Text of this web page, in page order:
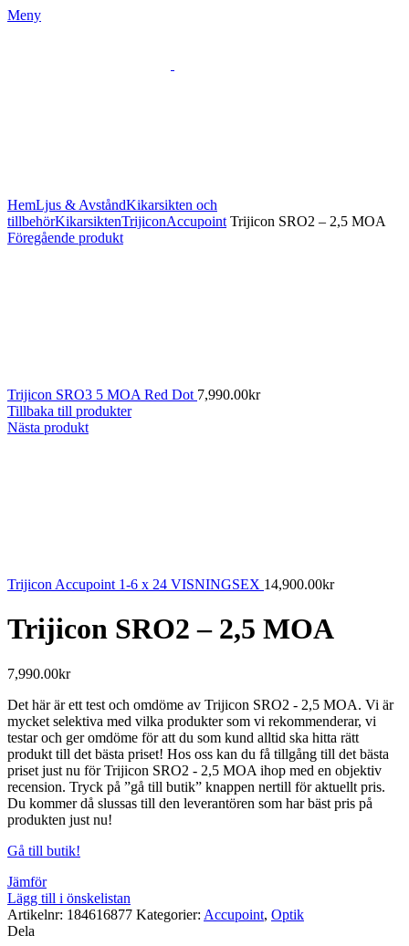
Meny
HemLjus & AvståndKikarsikten och
tillbehörKikarsiktenTrijiconAccupoint Trijicon SRO2 – 2,5 MOA
Föregående produkt
Trijicon SRO3 5 MOA Red Dot 7,990.00kr
Tillbaka till produkter
Nästa produkt
Trijicon Accupoint 1-6 x 24 VISNINGSEX 14,900.00kr
Trijicon SRO2 – 2,5 MOA
7,990.00kr
Det här är ett test och omdöme av Trijicon SRO2 - 2,5 MOA. Vi är
mycket selektiva med vilka produkter som vi rekommenderar, vi
testar och ger omdöme för att du som kund alltid ska hitta rätt
produkt till det bästa priset! Hos oss kan du få tillgång till det bästa
priset just nu för Trijicon SRO2 - 2,5 MOA ihop med en objektiv
recension. Tryck på ”gå till butik” knappen nertill för aktuellt pris.
Du kommer då slussas till den leverantören som har bäst pris på
produkten just nu!
Gå till butik!
Jämför
Lägg till i önskelistan
Artikelnr: 184616877 Kategorier: Accupoint, Optik
Dela